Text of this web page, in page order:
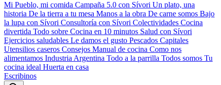
Mi Pueblo, mi comida Campaña 5.0 con Sívori Un plato, una
historia De la tierra a tu mesa Manos a la obra De carne somos Bajo
la lupa con Sívori Consultoría con Sívori Colectividades Cocina
divertida Todo sobre Cocina en 10 minutos Salud con Sívori
Ejercicios saludables Le damos el gusto Pescados Capitales
Utensilios caseros Consejos Manual de cocina Como nos
alimentamos Industria Argentina Todo a la parrilla Todos somos Tu
cocina ideal Huerta en casa
Escribinos